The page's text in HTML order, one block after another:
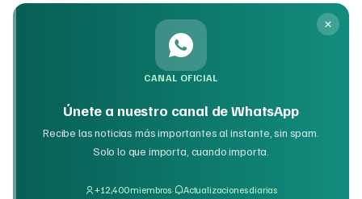
CANAL OFICIAL
Únete a nuestro canal de WhatsApp
Recibe las noticias más importantes al instante, sin spam.
Solo lo que importa, cuando importa.
+12,400 miembros· Actualizaciones diarias